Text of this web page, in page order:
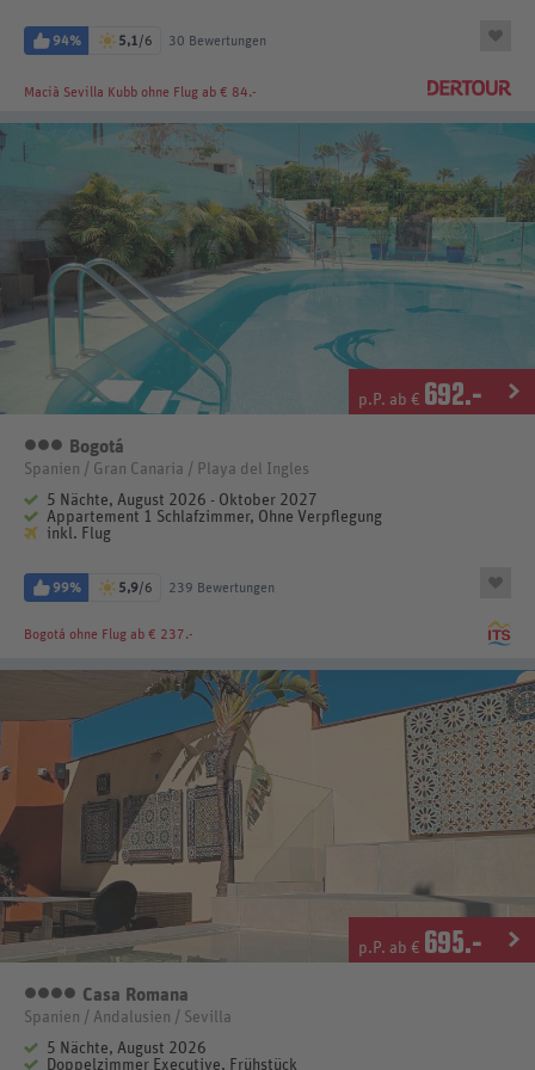
94% 5,1/6 30 Bewertungen
Macià Sevilla Kubb ohne Flug ab € 84.-
p.P. ab € 692.-
3 Sterne
Bogotá
Spanien / Gran Canaria / Playa del Ingles
5 Nächte, August 2026 - Oktober 2027
Appartement 1 Schlafzimmer, Ohne Verpflegung
inkl. Flug
99% 5,9/6 239 Bewertungen
Bogotá ohne Flug ab € 237.-
p.P. ab € 695.-
4 Sterne
Casa Romana
Spanien / Andalusien / Sevilla
5 Nächte, August 2026
Doppelzimmer Executive, Frühstück